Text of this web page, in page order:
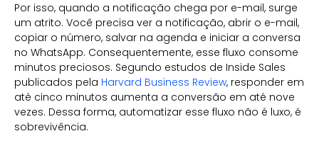
Por isso, quando a notificação chega por e-mail, surge
um atrito. Você precisa ver a notificação, abrir o e-mail,
copiar o número, salvar na agenda e iniciar a conversa
no WhatsApp. Consequentemente, esse fluxo consome
minutos preciosos. Segundo estudos de Inside Sales
publicados pela Harvard Business Review, responder em
até cinco minutos aumenta a conversão em até nove
vezes. Dessa forma, automatizar esse fluxo não é luxo, é
sobrevivência.